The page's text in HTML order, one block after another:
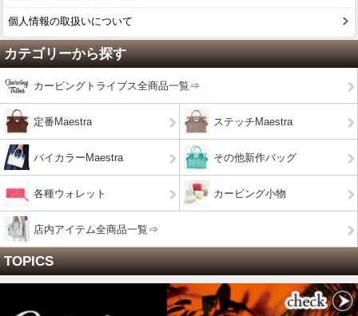
個人情報の取扱いについて
カテゴリーから探す
カービングトライブス全商品一覧⇒
定番Maestra ステッチMaestra
バイカラーMaestra その他新作バッグ
各種ウォレット カービング小物
店内アイテム全商品一覧⇒
TOPICS